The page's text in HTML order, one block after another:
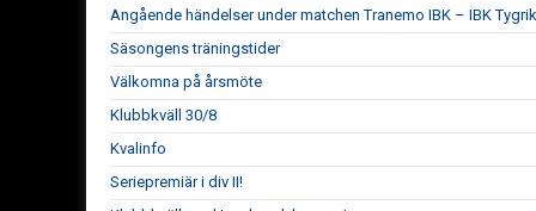
Angående händelser under matchen Tranemo IBK – IBK
Säsongens träningstider
Välkomna på årsmöte
Klubbkväll 30/8
Kvalinfo
Seriepremiär i div II!